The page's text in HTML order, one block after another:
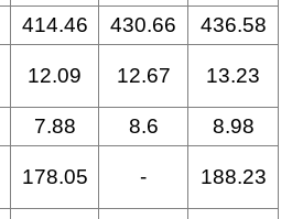
414.46 430.66
436.58
12.09 12.67 13.23
7.88 8.6
8.98
178.05 - 188.23